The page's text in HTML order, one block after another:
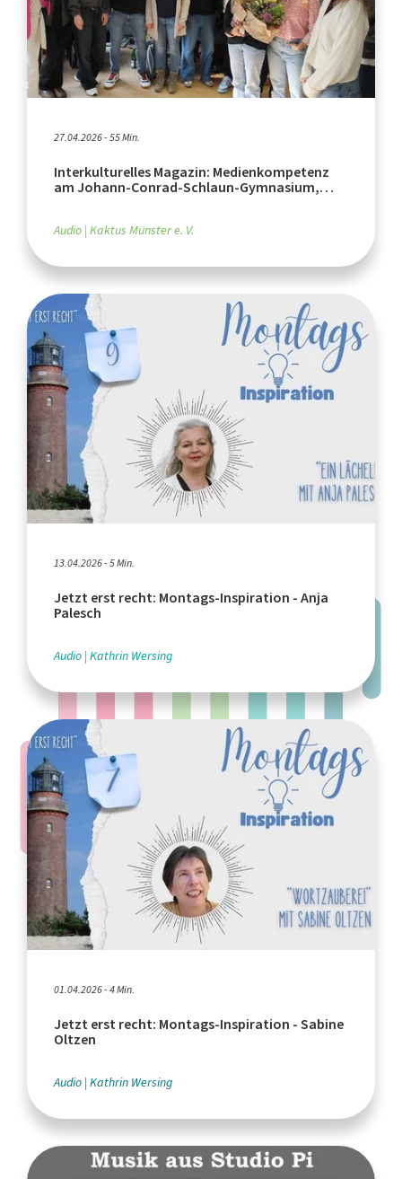
27.04.2026 - 55 Min.
Interkulturelles Magazin: Medienkompetenz
am Johann-Conrad-Schlaun-Gymnasium,
Audio Kaktus Münster e. V.
13.04.2026 - 5 Min.
Jetzt erst recht: Montags-Inspiration - Anja
Palesch
Audio Kathrin Wersing
01.04.2026 - 4 Min.
Jetzt erst recht: Montags-Inspiration - Sabine
Oltzen
Audio Kathrin Wersing